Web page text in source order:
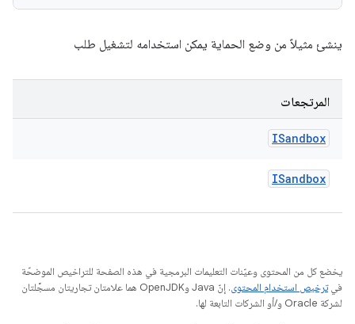
ينشئ مثيلاً من وضع الحماية يمكن استخدامه لتشغيل طلب
المرتجعات
ISandbox
ISandbox
يخضع كل من المحتوى وعيّنات التعليمات البرمجية في هذه الصفحة للتراخيص الموضحّة
فيترخيص استخدام المحتوى
. إنّ Java وOpenJDK هما علامتان تجاريتان مسجَّلتان
لشركة Oracle و/أو الشركات التابعة لها.